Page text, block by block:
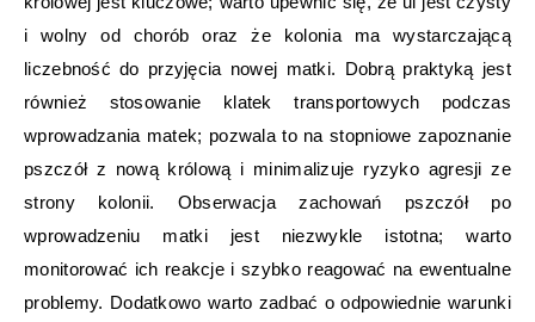
i wolny od chorób oraz że kolonia ma wystarczającą
liczebność do przyjęcia nowej matki. Dobrą praktyką jest
również stosowanie klatek transportowych podczas
wprowadzania matek; pozwala to na stopniowe zapoznanie
pszczół z nową królową i minimalizuje ryzyko agresji ze
strony kolonii. Obserwacja zachowań pszczół po
wprowadzeniu matki jest niezwykle istotna; warto
monitorować ich reakcje i szybko reagować na ewentualne
problemy. Dodatkowo warto zadbać o odpowiednie warunki